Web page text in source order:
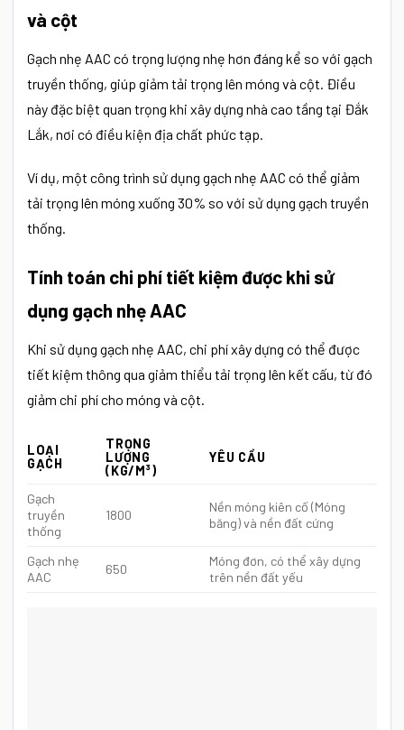
và cột
Gạch nhẹ AAC có trọng lượng nhẹ hơn đáng kể so với gạch
truyền thống, giúp giảm tải trọng lên móng và cột. Điều
này đặc biệt quan trọng khi xây dựng nhà cao tầng tại Đắk
Lắk, nơi có điều kiện địa chất phức tạp.
Ví dụ, một công trình sử dụng gạch nhẹ AAC có thể giảm
tải trọng lên móng xuống 30% so với sử dụng gạch truyền
thống.
Tính toán chi phí tiết kiệm được khi sử
dụng gạch nhẹ AAC
Khi sử dụng gạch nhẹ AAC, chi phí xây dựng có thể được
tiết kiệm thông qua giảm thiểu tải trọng lên kết cấu, từ đó
giảm chi phí cho móng và cột.
LOẠI
GẠCH
TRỌNG
LƯỢNG
(KG/M³)
YÊU CẦU
Gạch
truyền
thống
1800
Nền móng kiên cố (Móng
băng) và nền đất cứng
Gạch nhẹ
AAC
650
Móng đơn, có thể xây dựng
trên nền đất yếu